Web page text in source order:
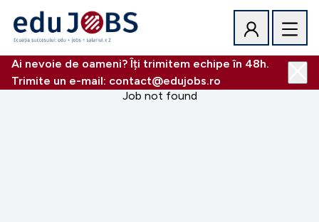
Ai nevoie de oameni? Îți trimitem echipe în 48h.
Trimite un e-mail: contact@edujobs.ro
Job not found